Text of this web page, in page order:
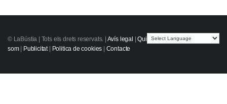
© LaBústia | Tots els drets reservats. | Avís legal |Qui
som| Publicitat | Politica de cookies | Contacte